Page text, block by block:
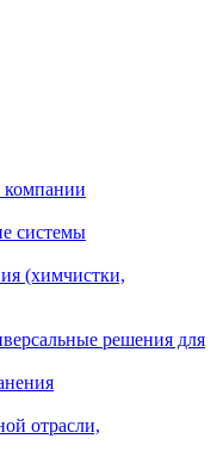
компании
системы
(химчистки,
решения для
отрасли,